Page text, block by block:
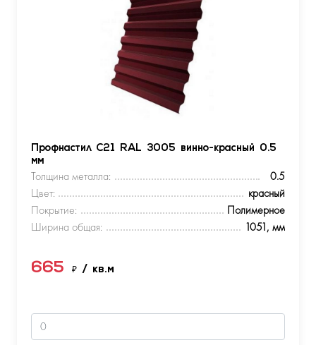
Профнастил С21 RAL 3005 винно-красный 0.5
мм
Толщина металла:
0.5
Цвет:
красный
Покрытие:
Полимерное
Ширина общая:
1051, мм
665 ₽ / кв.м